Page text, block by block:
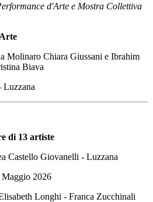
d'Arte e Mostra Collettiva
Molinaro Chiara Giussani e Ibrahim
Biava
Luzzana
di 13 artiste
Castello Giovanelli - Luzzana
Maggio 2026
Longhi - Franca Zucchinali